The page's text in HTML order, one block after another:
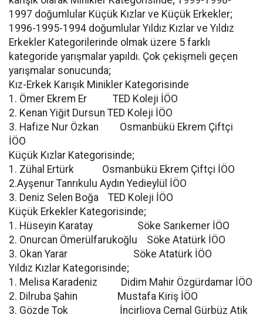
1997 doğumlular Küçük Kızlar ve Küçük Erkekler;
1996-1995-1994 doğumlular Yıldız Kızlar ve Yıldız
Erkekler Kategorilerinde olmak üzere 5 farklı
kategoride yarışmalar yapıldı. Çok çekişmeli geçen
yarışmalar sonucunda;
Kız-Erkek Karışık Minikler Kategorisinde
1. Ömer Ekrem Er TED Koleji İÖO
2. Kenan Yiğit Dursun TED Koleji İÖO
3. Hafize Nur Özkan Osmanbükü Ekrem Çiftçi
İÖO
Küçük Kızlar Kategorisinde;
1. Zühal Ertürk Osmanbükü Ekrem Çiftçi İÖO
2.Ayşenur Tanrıkulu Aydın Yedieylül İÖO
3. Deniz Selen Boğa TED Koleji İÖO
Küçük Erkekler Kategorisinde;
1. Hüseyin Karatay Söke Sarıkemer İÖO
2. Onurcan Ömerülfarukoğlu Söke Atatürk İÖO
3. Okan Yarar Söke Atatürk İÖO
Yıldız Kızlar Kategorisinde;
1. Melisa Karadeniz Didim Mahir Özgürdamar İÖO
2. Dilruba Şahin Mustafa Kiriş İÖO
3. Gözde Tok İncirliova Cemal Gürbüz Atik